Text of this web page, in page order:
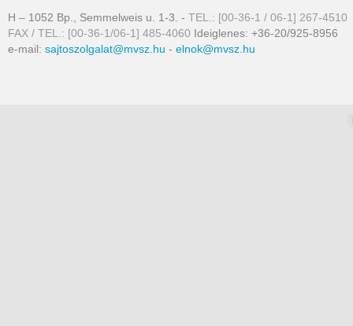
H – 1052 Bp., Semmelweis u. 1-3. - TEL.: [00-36-1 / 06-1] 267-4510
FAX / TEL.: [00-36-1/06-1] 485-4060 Ideiglenes: +36-20/925-8956
e-mail: sajtoszolgalat@mvsz.hu - elnok@mvsz.hu